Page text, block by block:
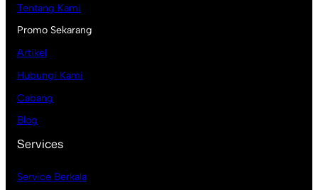
Tentang Kami
Promo Sekarang
Artikel
Hubungi Kami
Cabang
Blog
Services
Service Berkala